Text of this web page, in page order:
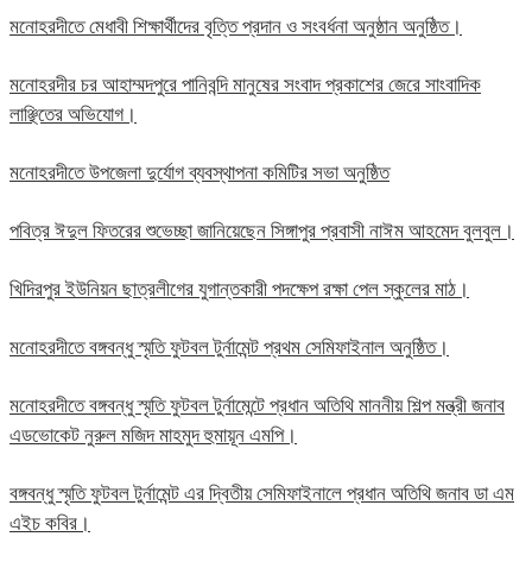
মনোহরদীতে মেধাবী শিক্ষার্থীদের বৃত্তি প্রদান ও সংবর্ধনা অনুষ্ঠান অনুষ্ঠিত।
মনোহরদীর চর আহাম্মদপুরে পানিবন্দি মানুষের সংবাদ প্রকাশের জেরে সাংবাদিক
লাঞ্ছিতের অভিযোগ।
মনোহরদীতে উপজেলা দুর্যোগ ব্যবস্থাপনা কমিটির সভা অনুষ্ঠিত
পবিত্র ঈদুল ফিতরের শুভেচ্ছা জানিয়েছেন সিঙ্গাপুর প্রবাসী নাঈম আহমেদ বুলবুল।
খিদিরপুর ইউনিয়ন ছাত্রলীগের যুগান্তকারী পদক্ষেপ রক্ষা পেল স্কুলের মাঠ।
মনোহরদীতে বঙ্গবন্ধু স্মৃতি ফুটবল টুর্নামেন্ট প্রথম সেমিফাইনাল অনুষ্ঠিত।
মনোহরদীতে বঙ্গবন্ধু স্মৃতি ফুটবল টুর্নামেন্টে প্রধান অতিথি মাননীয় শিল্প মন্ত্রী জনাব
এডভোকেট নুরুল মজিদ মাহমুদ হুমায়ূন এমপি।
বঙ্গবন্ধু স্মৃতি ফুটবল টুর্নামেন্ট এর দ্বিতীয় সেমিফাইনালে প্রধান অতিথি জনাব ডা এম
এইচ কবির।